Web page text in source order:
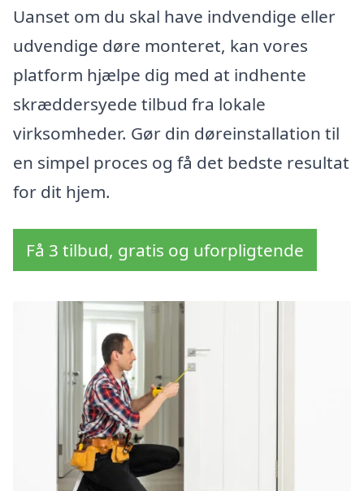
Uanset om du skal have indvendige eller
udvendige døre monteret, kan vores
platform hjælpe dig med at indhente
skræddersyede tilbud fra lokale
virksomheder. Gør din døreinstallation til
en simpel proces og få det bedste resultat
for dit hjem.
Få 3 tilbud, gratis og uforpligtende